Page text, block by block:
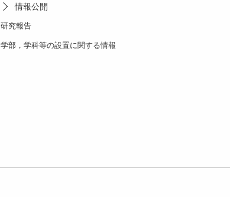
情報公開
研究報告
学部，学科等の設置に関する情報